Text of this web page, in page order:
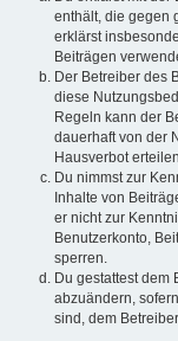
enthält, die gegen
erklärst
Beiträgen
Der Betreiber des
diese
Regeln kann der
dauerhaft von der
Hausverbot erteilen.
Du nimmst zur
Inhalte von
er nicht zur
Benutzerkonto,
sperren.
Du gestattest dem
abzuändern,
sind, dem